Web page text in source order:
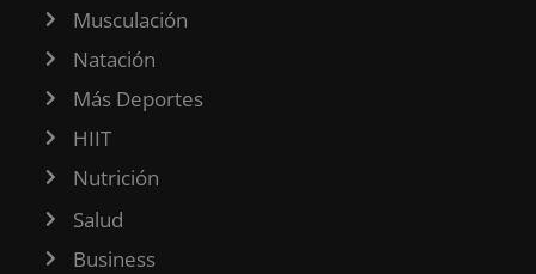
Musculación
Natación
Más Deportes
HIIT
Nutrición
Salud
Business